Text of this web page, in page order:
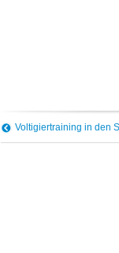
Voltigiertraining in den